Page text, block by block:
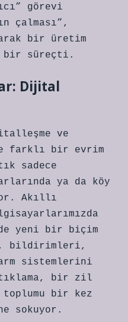
görevi
çalması”,
bir üretim
bir süreçti.
Dijital
ve
farklı bir evrim
sadece
ya da köy
Akıllı
yeni bir biçim
bildirimleri,
sistemlerini
bir zil
bir kez
sokuyor.